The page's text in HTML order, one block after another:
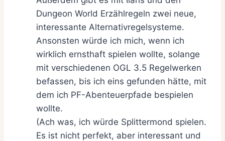
Dungeon World Erzählregeln zwei neue,
interessante Alternativregelsysteme.
Ansonsten würde ich mich, wenn ich
wirklich ernsthaft spielen wollte, solange
mit verschiedenen OGL 3.5 Regelwerken
befassen, bis ich eins gefunden hätte, mit
dem ich PF-Abenteuerpfade bespielen
wollte.
(Ach was, ich würde Splittermond spielen.
Es ist nicht perfekt, aber interessant und